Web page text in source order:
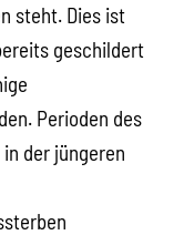
steht. Dies ist
geschildert
Perioden des
der jüngeren